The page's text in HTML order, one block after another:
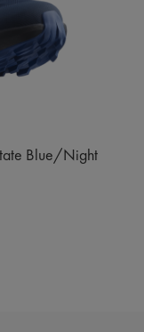
Blue/Night